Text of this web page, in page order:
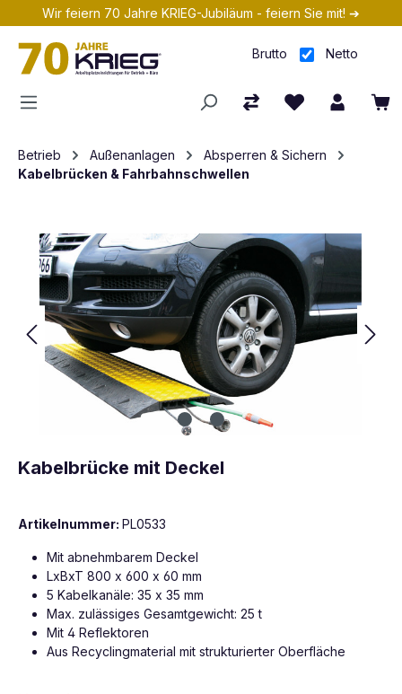
Zum Hauptinhalt springen
Wir feiern 70 Jahre KRIEG-Jubiläum - feiern Sie mit! ➔
Brutto Netto
Betrieb Außenanlagen
Absperren & Sichern
Kabelbrücken & Fahrbahnschwellen
Kabelbrücke mit Deckel
Artikelnummer: PL0533
Mit abnehmbarem Deckel
LxBxT 800 x 600 x 60 mm
5 Kabelkanäle: 35 x 35 mm
Max. zulässiges Gesamtgewicht: 25 t
Mit 4 Reflektoren
Aus Recyclingmaterial mit strukturierter Oberfläche